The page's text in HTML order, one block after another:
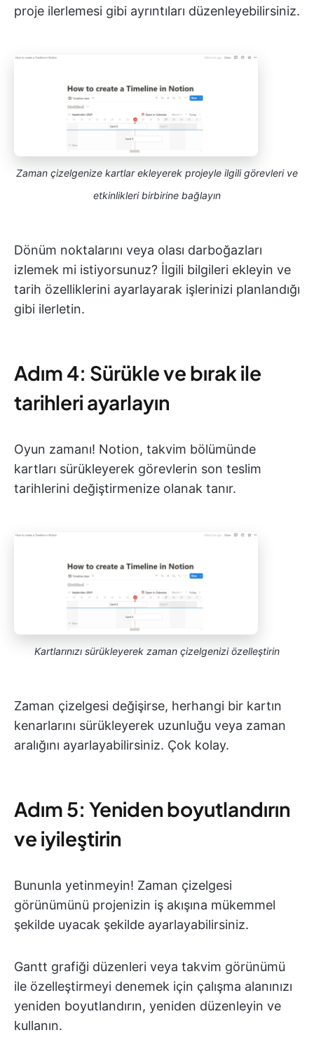
proje ilerlemesi gibi ayrıntıları düzenleyebilirsiniz.
Zaman çizelgenize kartlar ekleyerek projeyle ilgili görevleri ve
etkinlikleri birbirine bağlayın
Dönüm noktalarını veya olası darboğazları
izlemek mi istiyorsunuz? İlgili bilgileri ekleyin ve
tarih özelliklerini ayarlayarak işlerinizi planlandığı
gibi ilerletin.
Adım 4: Sürükle ve bırak ile
tarihleri ayarlayın
Oyun zamanı! Notion, takvim bölümünde
kartları sürükleyerek görevlerin son teslim
tarihlerini değiştirmenize olanak tanır.
Kartlarınızı sürükleyerek zaman çizelgenizi özelleştirin
Zaman çizelgesi değişirse, herhangi bir kartın
kenarlarını sürükleyerek uzunluğu veya zaman
aralığını ayarlayabilirsiniz. Çok kolay.
Adım 5: Yeniden boyutlandırın
ve iyileştirin
Bununla yetinmeyin! Zaman çizelgesi
görünümünü projenizin iş akışına mükemmel
şekilde uyacak şekilde ayarlayabilirsiniz.
Gantt grafiği düzenleri veya takvim görünümü
ile özelleştirmeyi denemek için çalışma alanınızı
yeniden boyutlandırın, yeniden düzenleyin ve
kullanın.